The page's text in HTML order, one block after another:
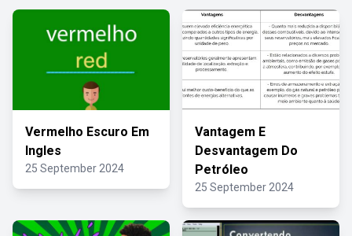
Vermelho Escuro Em
Ingles
25 September 2024
Vantagem E
Desvantagem Do
Petróleo
25 September 2024